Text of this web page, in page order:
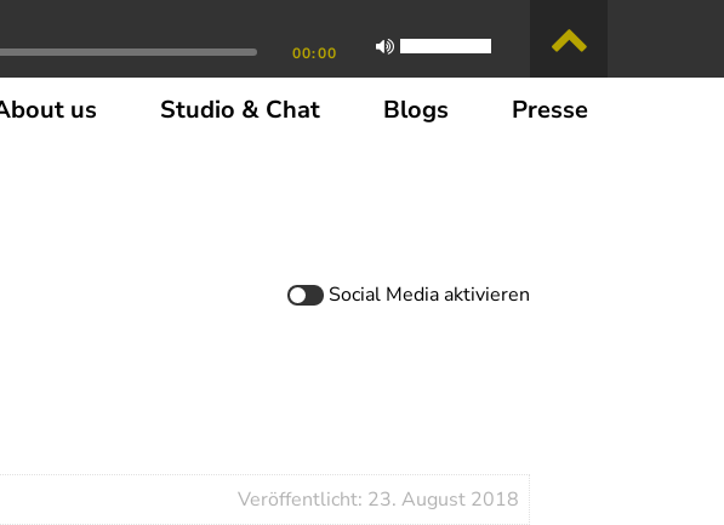
00:00
us Studio & Chat Blogs Presse
Social Mediaaktivieren
Veröffentlicht: 23. August 2018